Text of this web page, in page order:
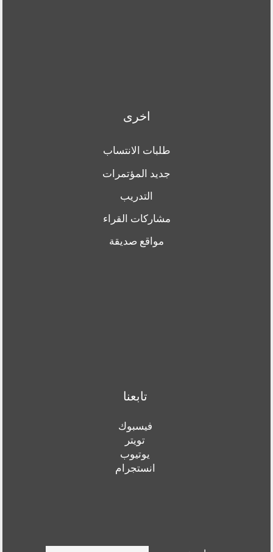
اخرى
طلبات الانتساب
جديد المؤتمرات
التدريب
مشاركات القراء
مواقع صديقة
تابعنا
فيسبوك
تويتر
يوتيوب
انستجرام